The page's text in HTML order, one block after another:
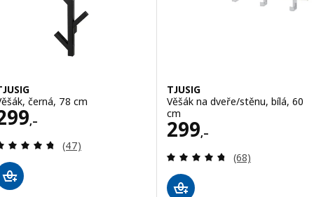
černá, 78 cm
,– 299,–
Recenze: 4.7 z 5 hvězdy. Celkem recenzí:
(47)
TJUSIG
Věšák na dveře/stěnu, bílá, 60
cm
299,–
Cena 299,–
Recenze: 4.7 z
(68)